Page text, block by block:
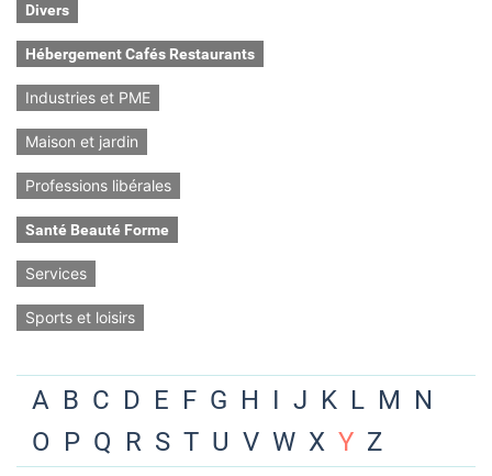
Divers
Hébergement Cafés Restaurants
Industries et PME
Maison et jardin
Professions libérales
Santé Beauté Forme
Services
Sports et loisirs
A B C D E F G H I J K L M N
O P Q R S T U V W X Y Z